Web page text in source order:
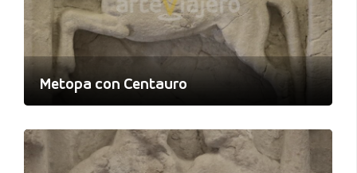
Metopa con Centauro